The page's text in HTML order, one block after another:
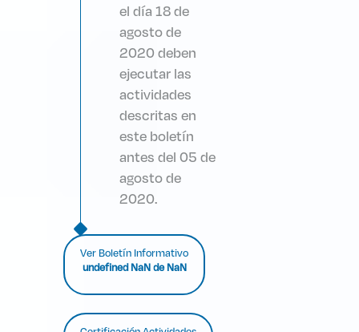
el día 18 de
agosto de
2020 deben
ejecutar las
actividades
descritas en
este boletín
antes del 05 de
agosto de
2020.
Ver Boletín Informativo
undefined NaN de NaN